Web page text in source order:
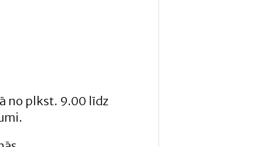
no plkst. 9.00 līdz